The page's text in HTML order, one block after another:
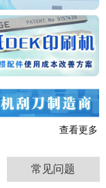
查看更多
常见问题